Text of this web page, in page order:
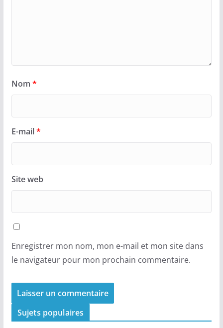
Nom *
E-mail*
Site web
Enregistrer mon nom, mon e-mail et mon site dans
le navigateur pour mon prochain commentaire.
Sujets populaires